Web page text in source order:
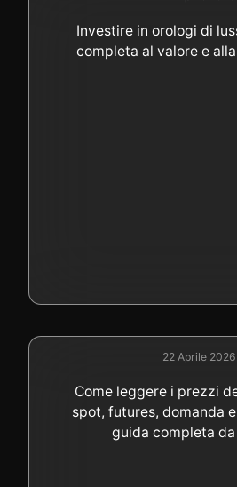
Investire in orologi di
completa al valore e
22 Aprile 2026
Come leggere i prezzi
spot, futures, domanda
guida completa